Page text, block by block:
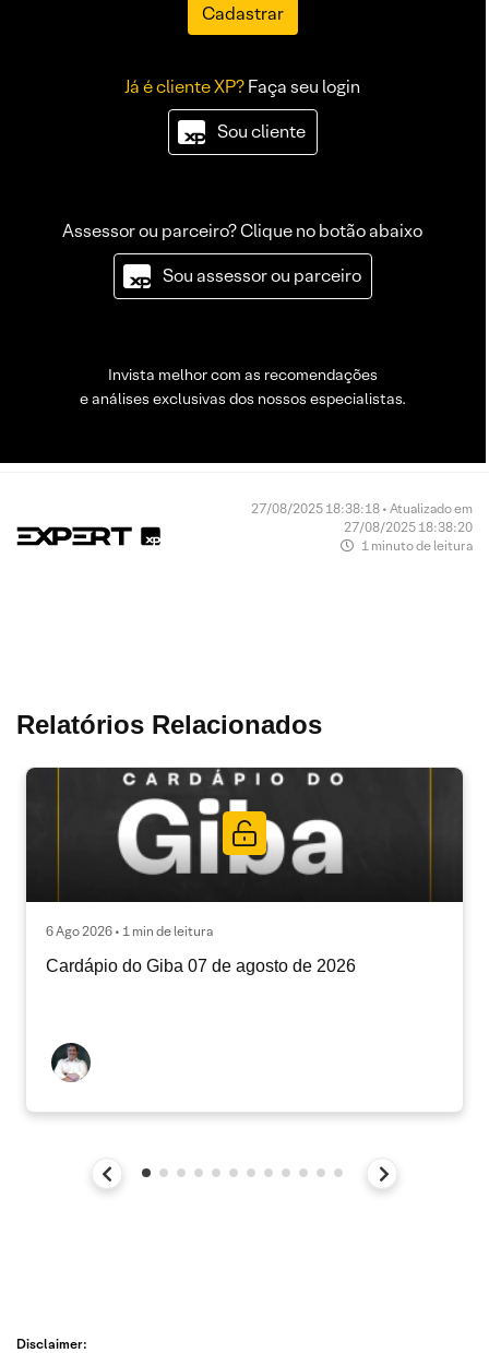
Cadastrar
Já é cliente XP?Faça seu login
Sou cliente
Assessor ou parceiro? Clique no botão abaixo
Sou assessor ou parceiro
Invista melhor com as recomendações
e análises exclusivas dos nossos especialistas.
27/08/2025 18:38:18 • Atualizado em
27/08/2025 18:38:20
1 minuto de leitura
Relatórios Relacionados
6 Ago 2026 • 1 min de leitura
Cardápio do Giba 07 de agosto de 2026
Disclaimer: